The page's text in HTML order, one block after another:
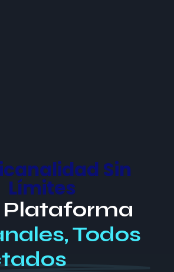
Sin
Límites
Plataforma
Todos